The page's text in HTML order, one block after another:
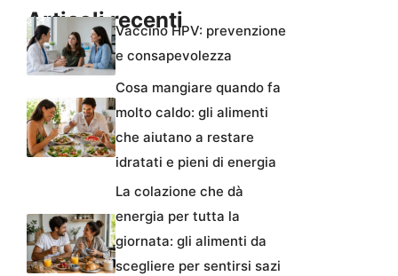
Articoli recentiVaccino HPV: prevenzione
e consapevolezza
Cosa mangiare quando fa
molto caldo: gli alimenti
che aiutano a restare
idratati e pieni di energia
La colazione che dà
energia per tutta la
giornata: gli alimenti da
scegliere per sentirsi sazi